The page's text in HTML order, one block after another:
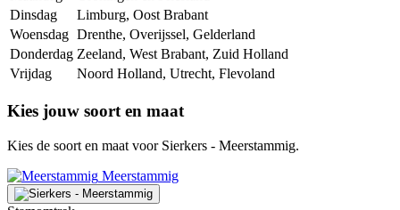
Dinsdag
Limburg, Oost Brabant
Woensdag Drenthe, Overijssel, Gelderland
Donderdag Zeeland, West Brabant, Zuid Holland
Vrijdag
Noord Holland, Utrecht, Flevoland
Kies jouw soort en maat
Kies de soort en maat voor Sierkers - Meerstammig.
Meerstammig